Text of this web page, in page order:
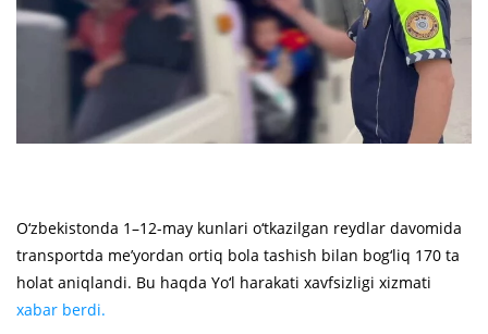
O‘zbekistonda 1–12-may kunlari o‘tkazilgan reydlar davomida
transportda me’yordan ortiq bola tashish bilan bog‘liq 170 ta
holat aniqlandi. Bu haqda Yo‘l harakati xavfsizligi xizmati
xabar berdi.